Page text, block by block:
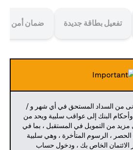
تفعيل بطاقة جديدة ضمان أمن
من السداد المستحق في أي شهر و /
البنك إلى عواقب سلبية ويحد من
من التمويل في المستقبل ، بما في
، الرسوم المتأخرة ، وهي سلبية
الائتمان الخاص بك ، ودخول حساب